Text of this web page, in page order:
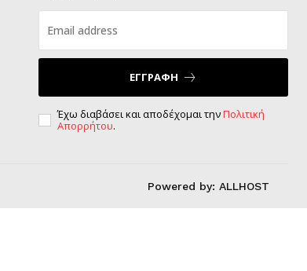
ΕΓΓΡΑΦΗ
Έχω διαβάσει και αποδέχομαι τηνΠολιτική
Απορρήτου.
Powered by: ALLHOST